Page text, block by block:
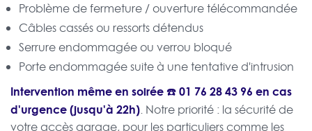
Problème de fermeture / ouverture télécommandée
Câbles cassés ou ressorts détendus
Serrure endommagée ou verrou bloqué
Porte endommagée suite à une tentative d'intrusion
Intervention même en soirée ☎️01 76 28 43 96 en cas
d'urgence (jusqu'à 22h). Notre priorité : la sécurité de
votre accès garage, pour les particuliers comme les